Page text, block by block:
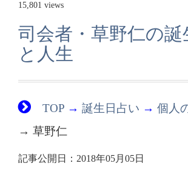
15,801 views
司会者・草野仁の誕
と人生
TOP → 誕生日占い → 個人
→ 草野仁
記事公開日：2018年05月05日